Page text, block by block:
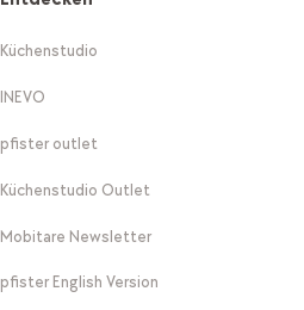
Küchenstudio
INEVO
pfister outlet
Küchenstudio Outlet
Mobitare Newsletter
pfister English Version